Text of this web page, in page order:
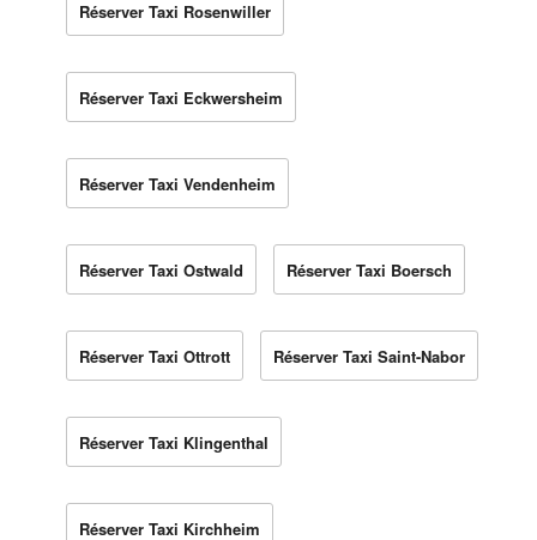
Réserver Taxi Rosenwiller
Réserver Taxi Eckwersheim
Réserver Taxi Vendenheim
Réserver Taxi Ostwald Réserver Taxi Boersch
Réserver Taxi Ottrott Réserver Taxi Saint-Nabor
Réserver Taxi Klingenthal
Réserver Taxi Kirchheim